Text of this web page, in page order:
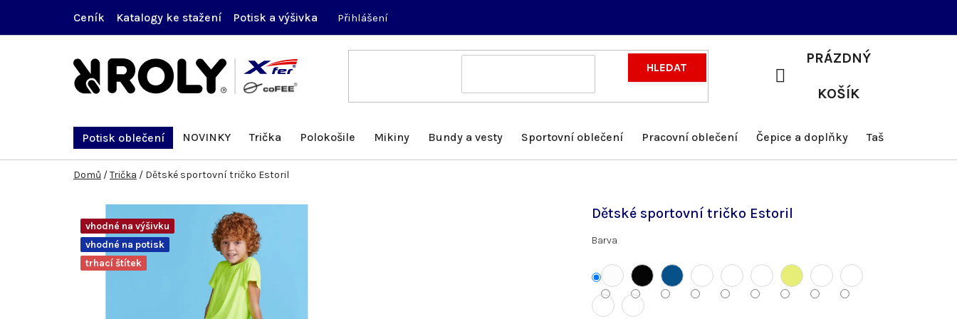
obsah
Ceník Katalogy ke stažení Potisk a výšivka Přihlášení
HLEDAT
NÁKUPNÍ
PRÁZDNÝ
KOŠÍK
Potisk oblečení NOVINKY Trička Polokošile Mikiny Bundy a vesty Sportovní oblečení Pracovní oblečení Čepice a doplňky Tašky a batohy
Domů /Trička / Dětské sportovní tričko Estoril
Dětské sportovní tričko Estoril
Barva
vhodné na výšivku
vhodné na potisk
trhací štítek